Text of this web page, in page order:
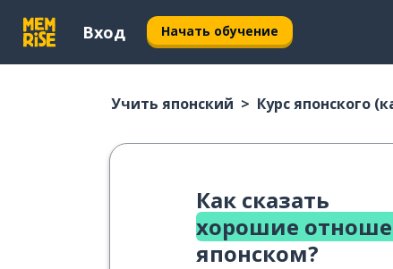
Вход Начать обучение
Учить японский Курс японского
Как сказать
хорошие
японском?